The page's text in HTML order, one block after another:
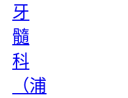
牙
髓
科
（浦